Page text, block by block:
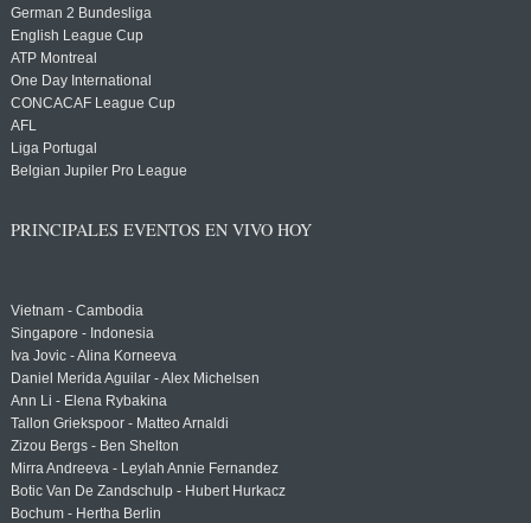
German 2 Bundesliga
English League Cup
ATP Montreal
One Day International
CONCACAF League Cup
AFL
Liga Portugal
Belgian Jupiler Pro League
PRINCIPALES EVENTOS EN VIVO HOY
Vietnam - Cambodia
Singapore - Indonesia
Iva Jovic - Alina Korneeva
Daniel Merida Aguilar - Alex Michelsen
Ann Li - Elena Rybakina
Tallon Griekspoor - Matteo Arnaldi
Zizou Bergs - Ben Shelton
Mirra Andreeva - Leylah Annie Fernandez
Botic Van De Zandschulp - Hubert Hurkacz
Bochum - Hertha Berlin